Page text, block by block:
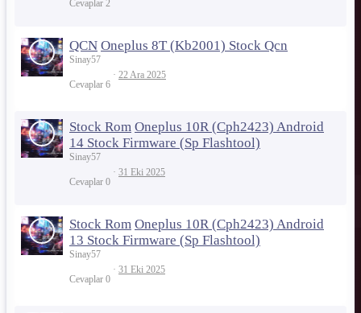
Cevaplar 2
QCN Oneplus 8T (Kb2001) Stock Qcn
Sinay57
Cevaplar 6
22 Ara 2025
Stock Rom Oneplus 10R (Cph2423) Android
14 Stock Firmware (Sp Flashtool)
Sinay57
Cevaplar 0
31 Eki 2025
Stock Rom Oneplus 10R (Cph2423) Android
13 Stock Firmware (Sp Flashtool)
Sinay57
Cevaplar 0
31 Eki 2025